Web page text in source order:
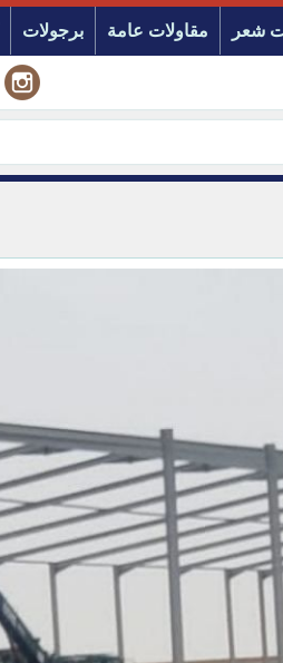
شعر مقاولات عامة برجولات